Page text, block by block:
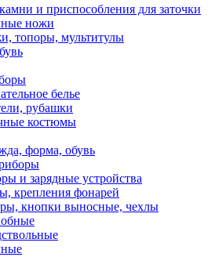
и приспособления для заточки
ножи
топоры, мультитулы
белье
рубашки
костюмы
форма, обувь
и зарядные устройства
крепления фонарей
кнопки выносные, чехлы